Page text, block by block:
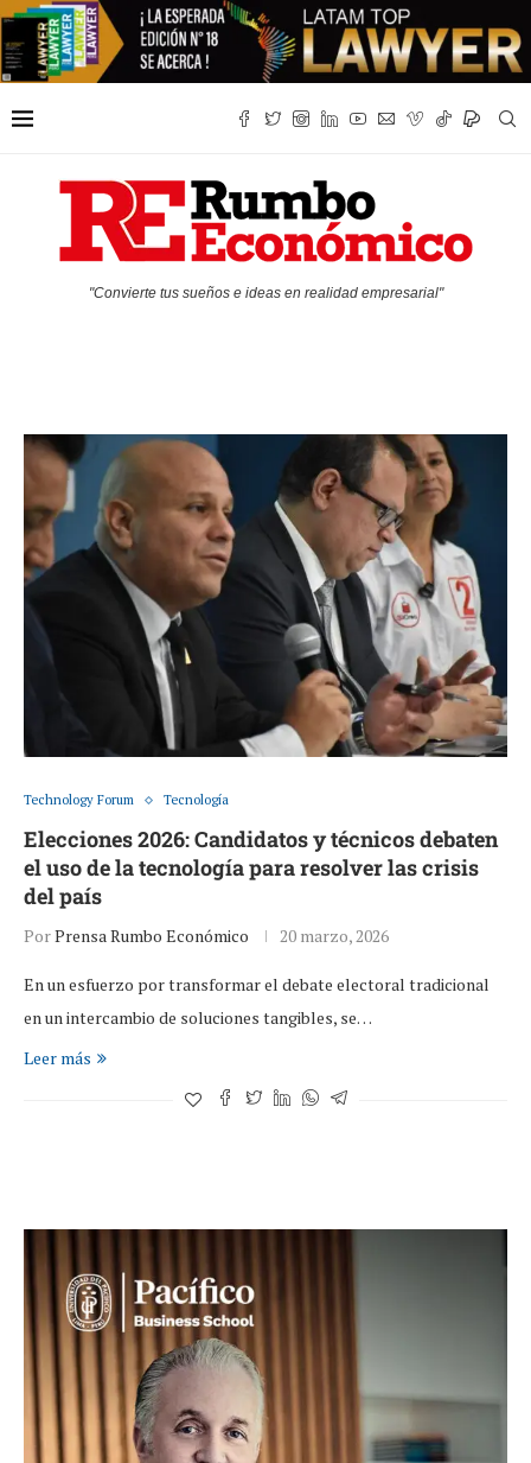
"Convierte tus sueños e ideas en realidad empresarial"
Technology Forum Tecnología
Elecciones 2026: Candidatos y técnicos debaten
el uso de la tecnología para resolver las crisis
del país
PorPrensa Rumbo Económico 20 marzo, 2026
En un esfuerzo por transformar el debate electoral tradicional
en un intercambio de soluciones tangibles, se…
Leer más